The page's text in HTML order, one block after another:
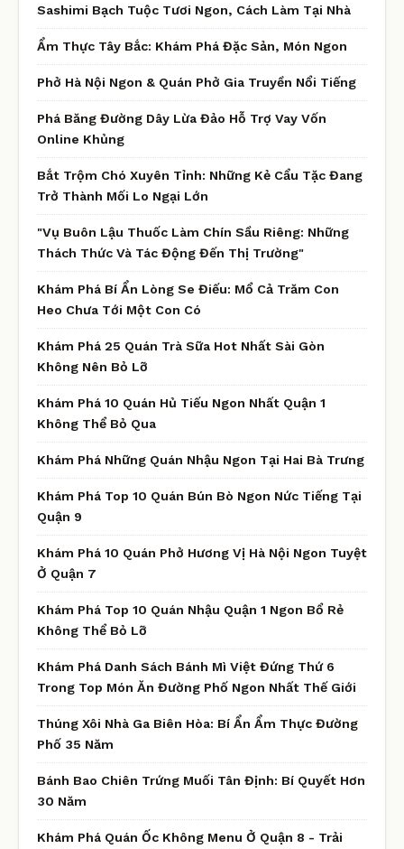
Sashimi Bạch Tuộc Tươi Ngon, Cách Làm Tại Nhà
Ẩm Thực Tây Bắc: Khám Phá Đặc Sản, Món Ngon
Phở Hà Nội Ngon & Quán Phở Gia Truyền Nổi Tiếng
Phá Băng Đường Dây Lừa Đảo Hỗ Trợ Vay Vốn
Online Khủng
Bắt Trộm Chó Xuyên Tỉnh: Những Kẻ Cẩu Tặc Đang
Trở Thành Mối Lo Ngại Lớn
"Vụ Buôn Lậu Thuốc Làm Chín Sầu Riêng: Những
Thách Thức Và Tác Động Đến Thị Trường"
Khám Phá Bí Ẩn Lòng Se Điếu: Mổ Cả Trăm Con
Heo Chưa Tới Một Con Có
Khám Phá 25 Quán Trà Sữa Hot Nhất Sài Gòn
Không Nên Bỏ Lỡ
Khám Phá 10 Quán Hủ Tiếu Ngon Nhất Quận 1
Không Thể Bỏ Qua
Khám Phá Những Quán Nhậu Ngon Tại Hai Bà Trưng
Khám Phá Top 10 Quán Bún Bò Ngon Nức Tiếng Tại
Quận 9
Khám Phá 10 Quán Phở Hương Vị Hà Nội Ngon Tuyệt
Ở Quận 7
Khám Phá Top 10 Quán Nhậu Quận 1 Ngon Bổ Rẻ
Không Thể Bỏ Lỡ
Khám Phá Danh Sách Bánh Mì Việt Đứng Thứ 6
Trong Top Món Ăn Đường Phố Ngon Nhất Thế Giới
Thúng Xôi Nhà Ga Biên Hòa: Bí Ẩn Ẩm Thực Đường
Phố 35 Năm
Bánh Bao Chiên Trứng Muối Tân Định: Bí Quyết Hơn
30 Năm
Khám Phá Quán Ốc Không Menu Ở Quận 8 - Trải